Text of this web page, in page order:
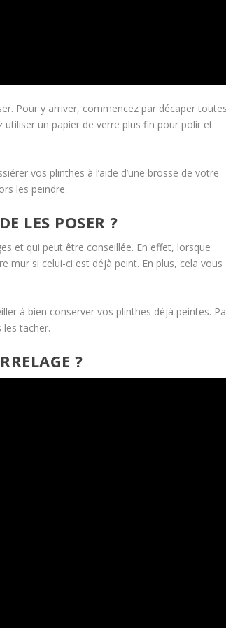
Pour y arriver, commencez par décaper
utiliser un papier de verre plus fin pour polir et
vos plinthes à l’aide d’une brosse de votre
les peindre.
LES POSER ?
et qui peut être conseillée. En effet, lorsque
mur si celui-ci est déjà peint. En plus, cela vous
à bien conserver vos plinthes déjà peintes.
tacher.
?